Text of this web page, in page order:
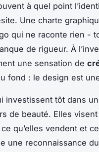
à quel point
Une charte
qui ne raconte rien -
de rigueur. À
une sensation de
fond : le design est
investissent tôt dans
de beauté. Elles
qu’elles vendent et
une reconnaissance